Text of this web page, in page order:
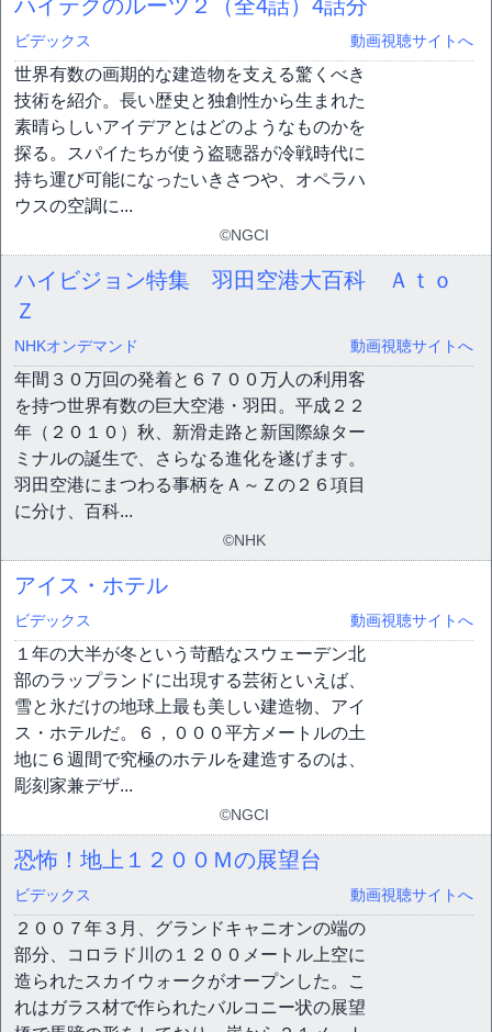
ハイテクのルーツ２（全4話） 4話分
ビデックス 動画視聴サイトへ
世界有数の画期的な建造物を支える驚くべき
技術を紹介。長い歴史と独創性から生まれた
素晴らしいアイデアとはどのようなものかを
探る。スパイたちが使う盗聴器が冷戦時代に
持ち運び可能になったいきさつや、オペラハ
ウスの空調に...
©NGCI
ハイビジョン特集 羽田空港大百科 Ａｔｏ
Ｚ
NHKオンデマンド 動画視聴サイトへ
年間３０万回の発着と６７００万人の利用客
を持つ世界有数の巨大空港・羽田。平成２２
年（２０１０）秋、新滑走路と新国際線ター
ミナルの誕生で、さらなる進化を遂げます。
羽田空港にまつわる事柄をＡ～Ｚの２６項目
に分け、百科...
©NHK
アイス・ホテル
ビデックス 動画視聴サイトへ
１年の大半が冬という苛酷なスウェーデン北
部のラップランドに出現する芸術といえば、
雪と氷だけの地球上最も美しい建造物、アイ
ス・ホテルだ。６，０００平方メートルの土
地に６週間で究極のホテルを建造するのは、
彫刻家兼デザ...
©NGCI
恐怖！地上１２００Ｍの展望台
ビデックス 動画視聴サイトへ
２００７年３月、グランドキャニオンの端の
部分、コロラド川の１２００メートル上空に
造られたスカイウォークがオープンした。こ
れはガラス材で作られたバルコニー状の展望